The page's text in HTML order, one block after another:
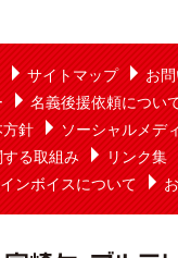
サイトマップ
お
名義後援依頼につい
方針
ソーシャルメデ
る取組み
リンク集
インボイスについて